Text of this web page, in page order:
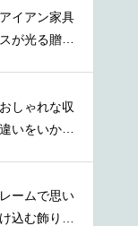
イアン家具
が光る贈り
しゃれな収
いをいかし
ームで思い
込む飾り方